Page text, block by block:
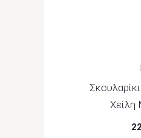
Χείλη